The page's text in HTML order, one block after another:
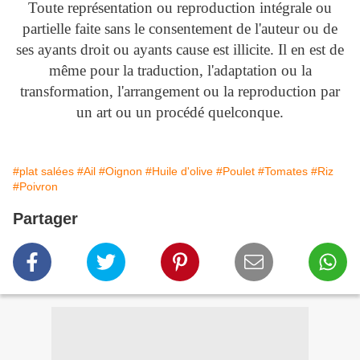
Toute représentation ou reproduction intégrale ou
partielle faite sans le consentement de l'auteur ou de
ses ayants droit ou ayants cause est illicite. Il en est de
même pour la traduction, l'adaptation ou la
transformation, l'arrangement ou la reproduction par
un art ou un procédé quelconque.
#plat salées #Ail #Oignon #Huile d'olive #Poulet #Tomates #Riz
#Poivron
Partager